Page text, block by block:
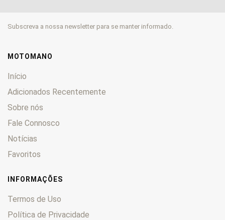
GS 0
GSR 0
GSX-R
GT 0
GV 0
GZ 0
Hayabusa
Inazuma 250
JR 0
King 0
LS 0
Subscreva a nossa newsletter para se manter informado.
MOTOMANO
Início
Adicionados Recentemente
Sobre nós
Fale Connosco
Notícias
Favoritos
INFORMAÇÕES
Termos de Uso
Política de Privacidade